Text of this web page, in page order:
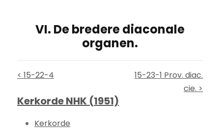
VI. De bredere diaconale
organen.
< 15-22-4
15-23-1 Prov. diac.
cie. >
Kerkorde NHK (1951)
Kerkorde